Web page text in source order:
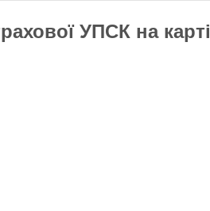
УПСК на карті